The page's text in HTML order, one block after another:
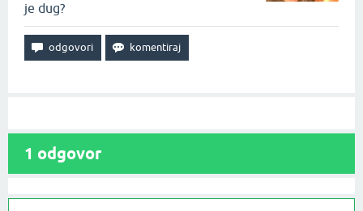
je dug?
1 odgovor